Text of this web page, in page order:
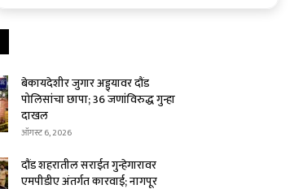
बेकायदेशीर जुगार अड्ड्यावर दौंड
पोलिसांचा छापा; 36 जणांविरुद्ध गुन्हा
दाखल
ऑगस्ट 6, 2026
दौंड शहरातील सराईत गुन्हेगारावर
एमपीडीए अंतर्गत कारवाई; नागपूर